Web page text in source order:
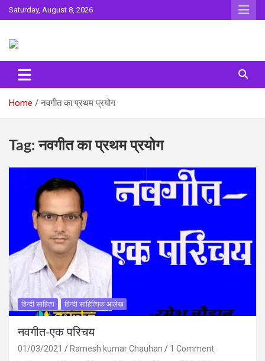
Skip
to
Saturday, August 8, 2026
Surta
Home नवगीत का प्रथम प्रयोग
Tag:नवगीत का प्रथम प्रयोग
हिन्दी साहित्य हिन्दी साहित्यिक आलेख
नवगीत-एक परिचय
01/03/2021 Ramesh kumar Chauhan
1 Comment